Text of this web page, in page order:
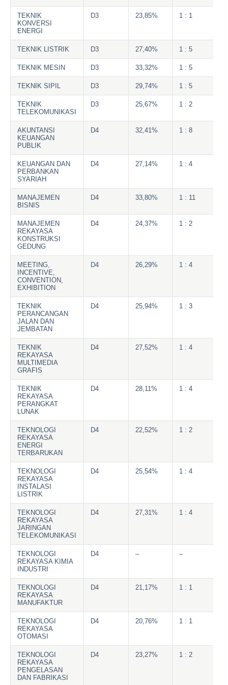
TEKNIK
KONVERSI
ENERGI
D3 23,85% 1 : 1
TEKNIK LISTRIK D3 27,40% 1 : 5
TEKNIK MESIN D3 33,32% 1 : 5
TEKNIK SIPIL D3 29,74% 1 : 5
TEKNIK
TELEKOMUNIKASI
D3 25,67% 1 : 2
AKUNTANSI
KEUANGAN
PUBLIK
D4 32,41% 1 : 8
KEUANGAN DAN
PERBANKAN
SYARIAH
D4 27,14% 1 : 4
MANAJEMEN
BISNIS
D4 33,80% 1 : 11
MANAJEMEN
REKAYASA
KONSTRUKSI
GEDUNG
D4 24,37% 1 : 2
MEETING,
INCENTIVE,
CONVENTION,
EXHIBITION
D4 26,29% 1 : 4
TEKNIK
PERANCANGAN
JALAN DAN
JEMBATAN
D4 25,94% 1 : 3
TEKNIK
REKAYASA
MULTIMEDIA
GRAFIS
D4 27,52% 1 : 4
TEKNIK
REKAYASA
PERANGKAT
LUNAK
D4 28,11% 1 : 4
TEKNOLOGI
REKAYASA
ENERGI
TERBARUKAN
D4 22,52% 1 : 2
TEKNOLOGI
REKAYASA
INSTALASI
LISTRIK
D4 25,54% 1 : 4
TEKNOLOGI
REKAYASA
JARINGAN
TELEKOMUNIKASI
D4 27,31% 1 : 4
TEKNOLOGI
REKAYASA KIMIA
INDUSTRI
D4 – –
TEKNOLOGI
REKAYASA
MANUFAKTUR
D4 21,17% 1 : 1
TEKNOLOGI
REKAYASA
OTOMASI
D4 20,76% 1 : 1
TEKNOLOGI
REKAYASA
PENGELASAN
DAN FABRIKASI
D4 23,27% 1 : 2